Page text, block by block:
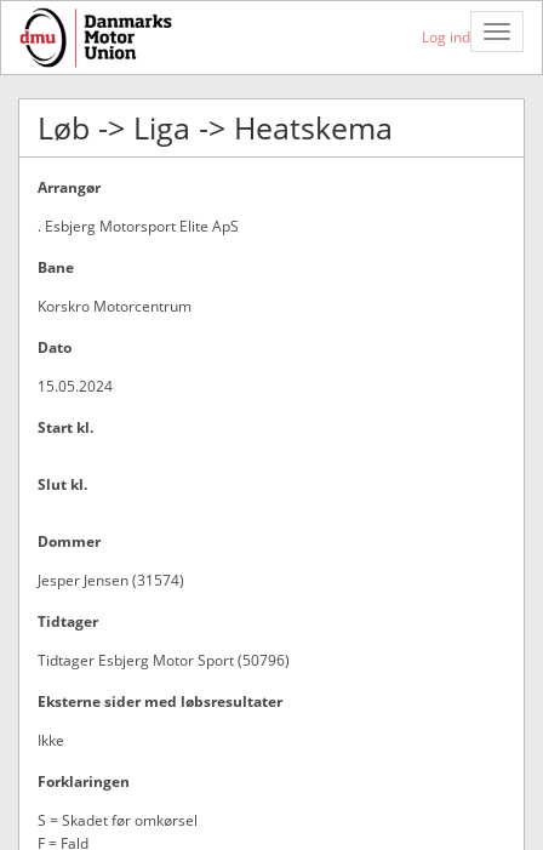
Toggle
Log ind
Løb -> Liga -> Heatskema
Arrangør
. Esbjerg Motorsport Elite ApS
Bane
Korskro Motorcentrum
Dato
15.05.2024
Start kl.
Slut kl.
Dommer
Jesper Jensen (31574)
Tidtager
Tidtager Esbjerg Motor Sport (50796)
Eksterne sider med løbsresultater
Ikke
Forklaringen
S = Skadet før omkørsel
F = Fald